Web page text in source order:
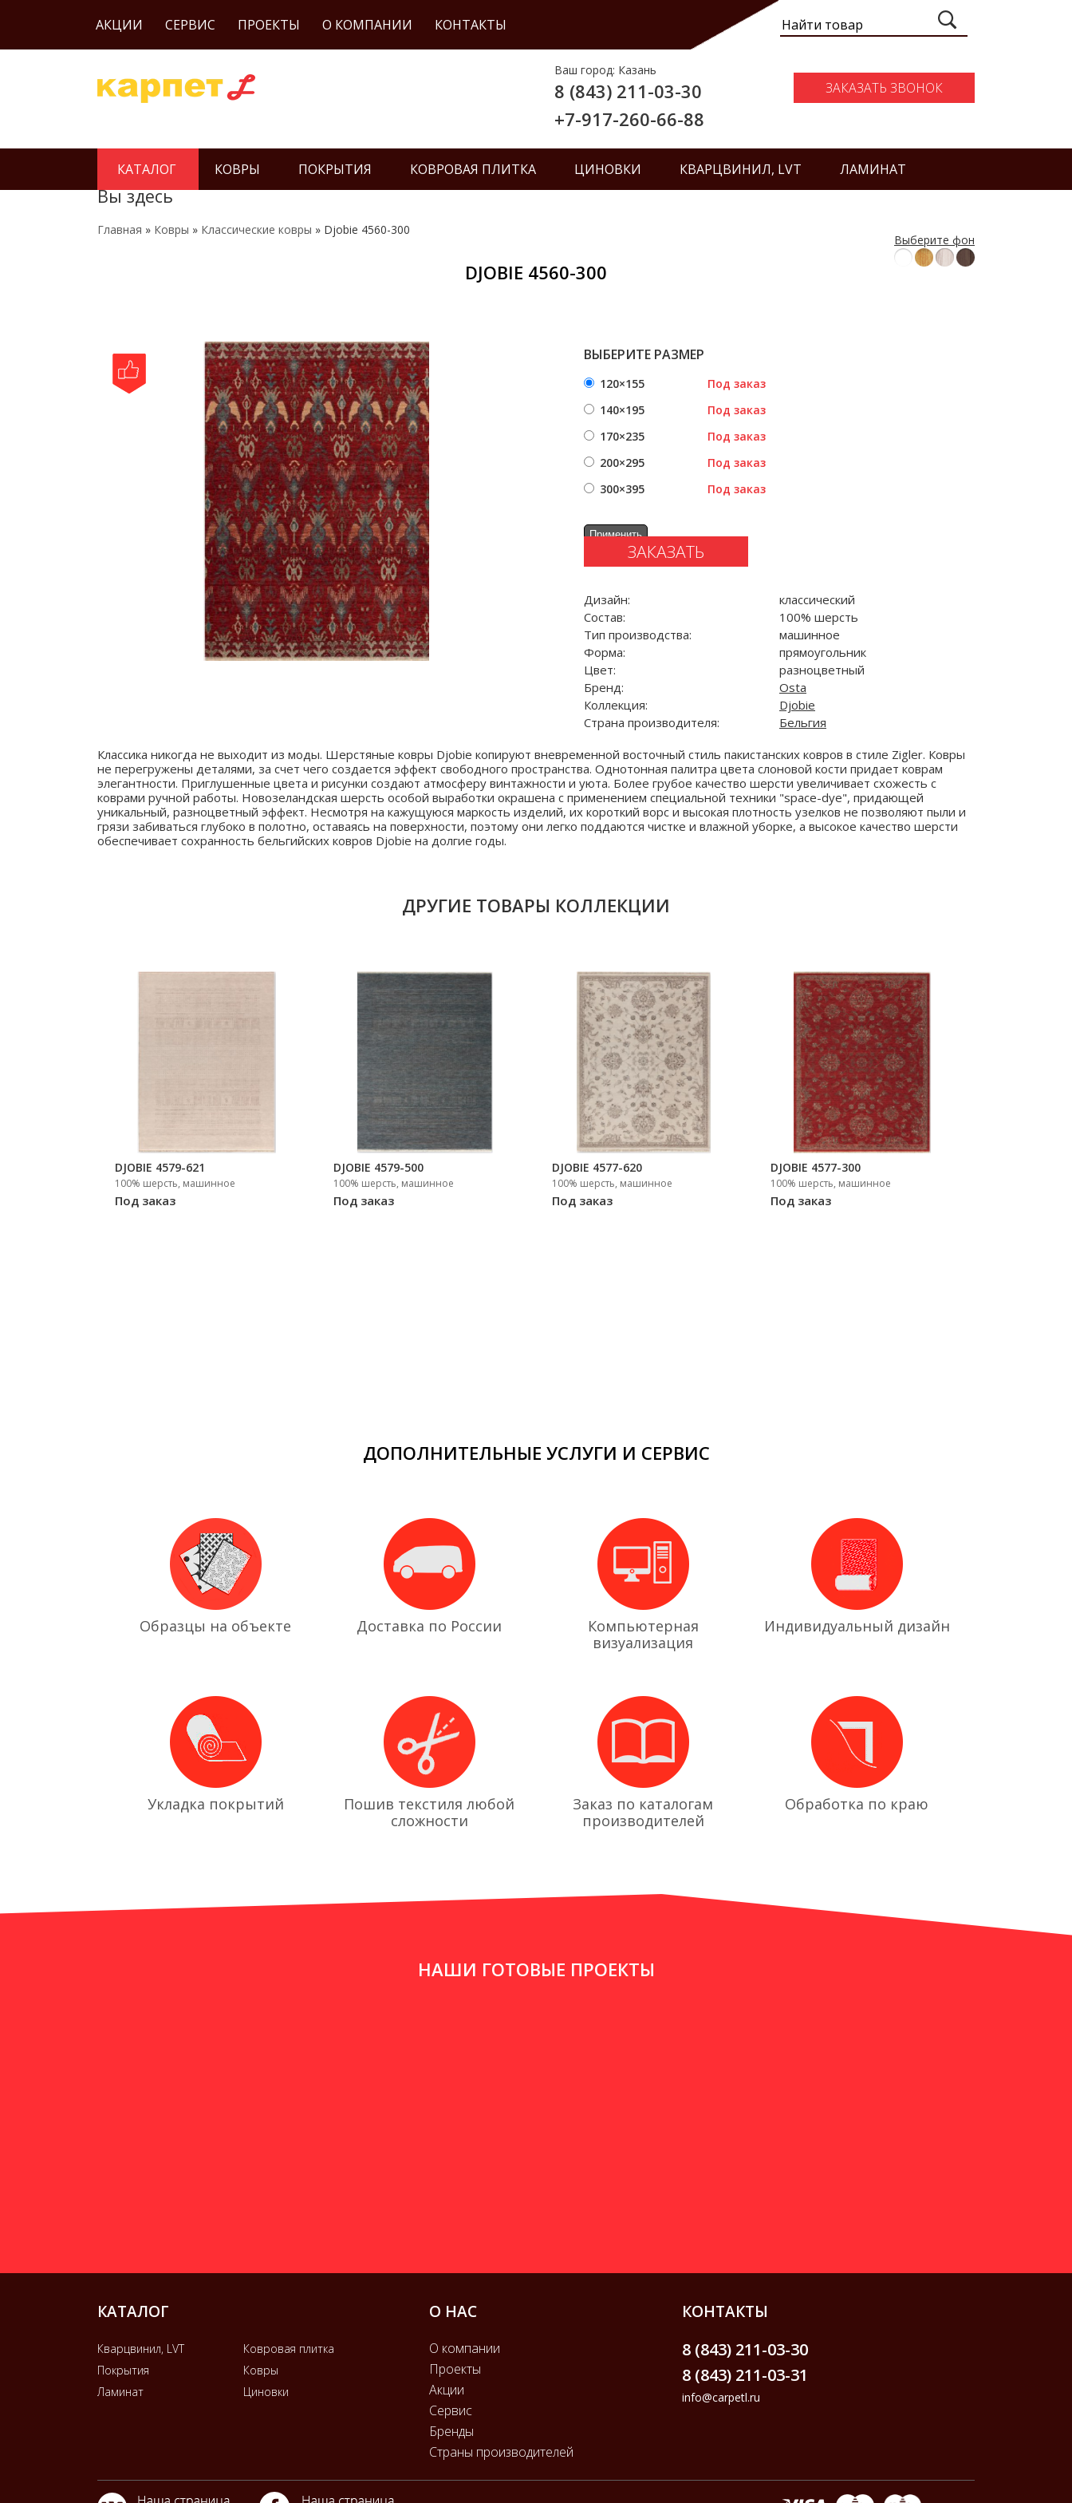
АКЦИИ СЕРВИС ПРОЕКТЫ О КОМПАНИИ КОНТАКТЫ
ЗАКАЗАТЬ ЗВОНОК
Ваш город: Казань
8 (843) 211-03-30
+7-917-260-66-88
КАТАЛОГ КОВРЫ ПОКРЫТИЯ КОВРОВАЯ ПЛИТКА ЦИНОВКИ КВАРЦВИНИЛ, LVT ЛАМИНАТ
Вы здесь
Главная » Ковры » Классические ковры » Djobie 4560-300
DJOBIE 4560-300
ВЫБЕРИТЕ РАЗМЕР
120×155
Под заказ
140×195
Под заказ
170×235
Под заказ
200×295
Под заказ
300×395
Под заказ
ЗАКАЗАТЬ
Дизайн:
классический
Состав:
100% шерсть
Тип производства:
машинное
Форма:
прямоугольник
Цвет:
разноцветный
Бренд:
Osta
Коллекция:
Djobie
Страна производителя:
Бельгия
Выберите фон
Классика никогда не выходит из моды. Шерстяные ковры Djobie копируют вневременной восточный стиль пакистанских ковров в стиле Zigler. Ковры
не перегружены деталями, за счет чего создается эффект свободного пространства. Однотонная палитра цвета слоновой кости придает коврам
элегантности. Приглушенные цвета и рисунки создают атмосферу винтажности и уюта. Более грубое качество шерсти увеличивает схожесть с
коврами ручной работы. Новозеландская шерсть особой выработки окрашена с применением специальной техники "space-dye", придающей
уникальный, разноцветный эффект. Несмотря на кажущуюся маркость изделий, их короткий ворс и высокая плотность узелков не позволяют пыли и
грязи забиваться глубоко в полотно, оставаясь на поверхности, поэтому они легко поддаются чистке и влажной уборке, а высокое качество шерсти
обеспечивает сохранность бельгийских ковров Djobie на долгие годы.
ДРУГИЕ ТОВАРЫ КОЛЛЕКЦИИ
DJOBIE 4579-621
100% шерсть, машинное
Под заказ
DJOBIE 4579-500
100% шерсть, машинное
Под заказ
DJOBIE 4577-620
100% шерсть, машинное
Под заказ
DJOBIE 4577-300
100% шерсть, машинное
Под заказ
ДОПОЛНИТЕЛЬНЫЕ УСЛУГИ И СЕРВИС
Образцы на объекте Доставка по России
Компьютерная
визуализация
Индивидуальный дизайн
Укладка покрытий
Пошив текстиля любой
сложности
Заказ по каталогам
производителей
Обработка по краю
НАШИ ГОТОВЫЕ ПРОЕКТЫ
КАТАЛОГ
Кварцвинил, LVT
Ковровая плитка
Покрытия
Ковры
Ламинат
Циновки
О НАС
О компании
Проекты
Акции
Сервис
Бренды
Страны производителей
КОНТАКТЫ
8 (843) 211-03-30
8 (843) 211-03-31
info@carpetl.ru